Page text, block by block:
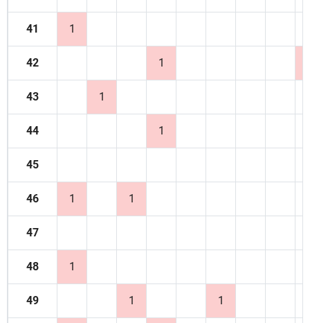
41 1
42 1
43 1
44 1
45
46 1 1
47
48 1
49 1 1